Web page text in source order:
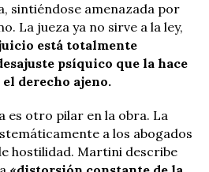
sintiéndose amenazada por
La jueza ya no sirve a la ley,
está totalmente
psíquico que la hace
derecho ajeno.
es otro pilar en la obra. La
a los abogados
hostilidad. Martini describe